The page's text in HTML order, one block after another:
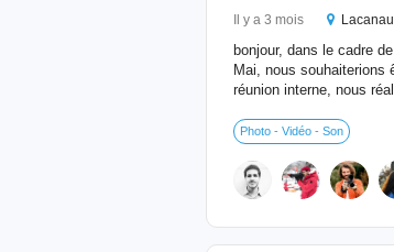
Il y a 3 mois
bonjour, dans le cadre
Mai, nous souhaiterions
réunion interne, nous
Photo - Vidéo - Son